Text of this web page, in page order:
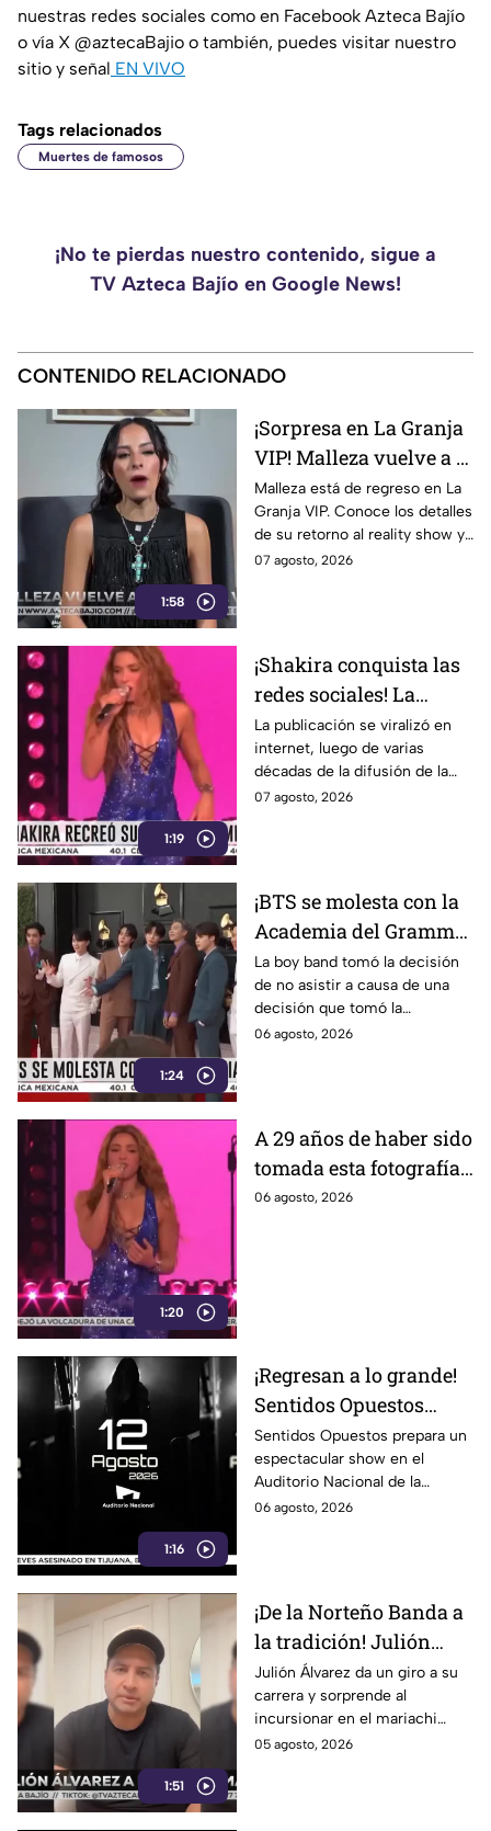
nuestras redes sociales como en Facebook Azteca Bajío
o vía X @aztecaBajio o también, puedes visitar nuestro
sitio y señal EN VIVO
Tags relacionados
Muertes de famosos
¡No te pierdas nuestro contenido, sigue a
TV Azteca Bajío en Google News!
CONTENIDO RELACIONADO
1:58
¡Sorpresa en La Granja
VIP! Malleza vuelve a la
competencia y sacude
la casa
Malleza está de regreso en La
Granja VIP. Conoce los detalles
de su retorno al reality show y
las primeras reacciones entre
07 agosto, 2026
1:19
¡Shakira conquista las
redes sociales! La
cantante colombiana
recrea icónico meme
La publicación se viralizó en
internet, luego de varias
décadas de la difusión de la
imagen.
07 agosto, 2026
1:24
¡BTS se molesta con la
Academia del Grammy!
Conoce la razón de la
agrupación
La boy band tomó la decisión
de no asistir a causa de una
decisión que tomó la
Academia.
06 agosto, 2026
1:20
A 29 años de haber sido
tomada esta fotografía,
Shakira recrea uno de
06 agosto, 2026
1:16
¡Regresan a lo grande!
Sentidos Opuestos
alista show inolvidable
en el Auditorio
Nacional
Sentidos Opuestos prepara un
espectacular show en el
Auditorio Nacional de la
CDMX. Descubre las fechas,
06 agosto, 2026
1:51
¡De la Norteño Banda a
la tradición! Julión
Álvarez sorprende al
cantar mariachi
Julión Álvarez da un giro a su
carrera y sorprende al
incursionar en el mariachi
tradicional con temas
05 agosto, 2026